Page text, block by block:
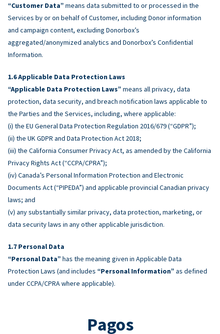
“Customer Data” means data submitted to or processed in the
Services by or on behalf of Customer, including Donor information
and campaign content, excluding Donorbox’s
aggregated/anonymized analytics and Donorbox’s Confidential
Information.
Applicable Data Protection Laws
“Applicable Data Protection Laws” means all privacy, data
protection, data security, and breach notification laws applicable to
the Parties and the Services, including, where applicable:
(i) the EU General Data Protection Regulation 2016/679 (“GDPR”);
(ii) the UK GDPR and Data Protection Act 2018;
(iii) the California Consumer Privacy Act, as amended by the California
Privacy Rights Act (“CCPA/CPRA”);
(iv) Canada’s Personal Information Protection and Electronic
Documents Act (“PIPEDA”) and applicable provincial Canadian privacy
laws; and
(v) any substantially similar privacy, data protection, marketing, or
data security laws in any other applicable jurisdiction.
Personal Data
“Personal Data” has the meaning given in Applicable Data
Protection Laws (and includes “Personal Information” as defined
under CCPA/CPRA where applicable).
Pagos